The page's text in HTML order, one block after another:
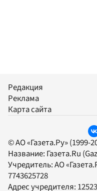
Редакция
Реклама
Карта сайта
© АО «Газета.Ру» (1999-
Название: Газета.Ru
Учредитель:АО
7743625728
Адрес учредителя: